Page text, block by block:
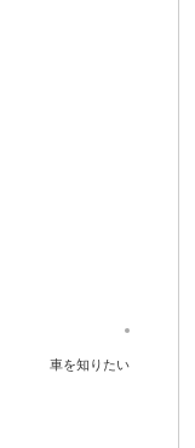
車を知りたい